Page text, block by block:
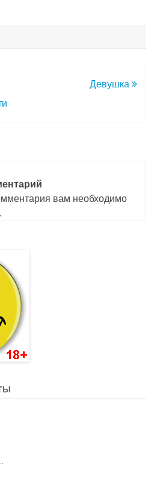
Девушка
вам необходимо
.